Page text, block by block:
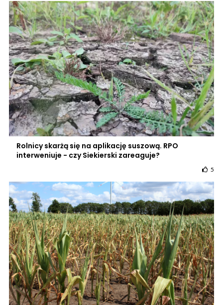
Rolnicy skarżą się na aplikację suszową. RPO
interweniuje - czy Siekierski zareaguje?
5